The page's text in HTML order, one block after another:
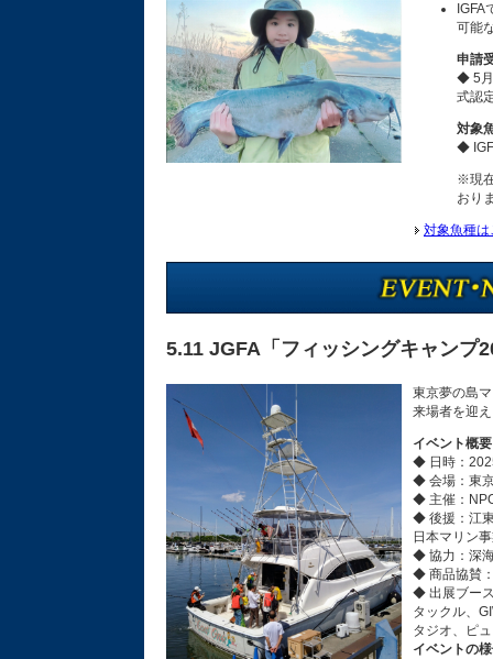
可能
申請
◆ 5月
式認
対象
◆
※現
おり
対象魚種は
5.11 JGFA「フィッシングキャンプ
東京夢の島
来場者を迎
イベント概要
◆ 日時：
◆ 会場：東
◆ 主催：
◆ 後援：江
日本マリン
◆ 協力：深
◆ 商品協賛
◆ 出展ブー
タックル、
タジオ、ピ
イベントの